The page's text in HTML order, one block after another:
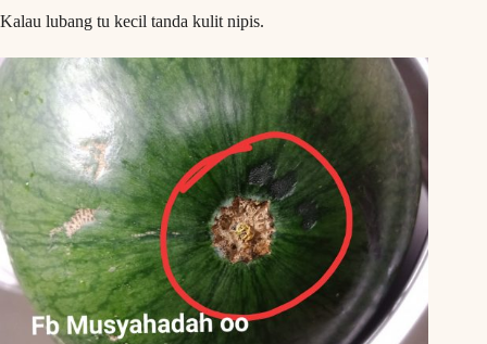
Kalau lubang tu kecil tanda kulit nipis.